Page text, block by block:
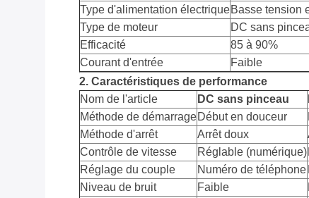
Type d'alimentation électriqueBasse tension
Type de moteur
DC sans
Efficacité
85 à 90%
Courant d'entrée
Faible
2. Caractéristiques de performance
Nom de l'article
DC sans pinceau
Méthode de démarrageDébut en douceur
Méthode d'arrêt
Arrêt doux
Contrôle de vitesse
Réglable (numérique)
Réglage du couple
Numéro de téléphone
Niveau de bruit
Faible